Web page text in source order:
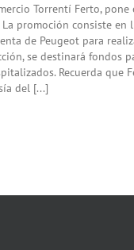
Torrentí Ferto, pone
promoción consiste en
de Peugeot para
se destinará fondos
Recuerda que
del [...]